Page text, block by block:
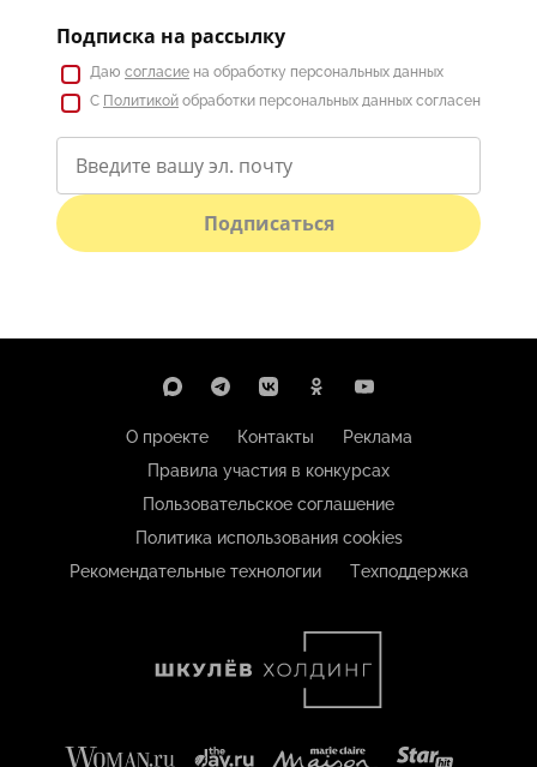
Подписка на рассылку
Даю согласие на обработку персональных данных
С Политикой обработки персональных данных согласен
Подписаться
О проекте Контакты
Реклама
Правила участия в конкурсах
Пользовательское соглашение
Политика использования cookies
Рекомендательные технологии
Техподдержка